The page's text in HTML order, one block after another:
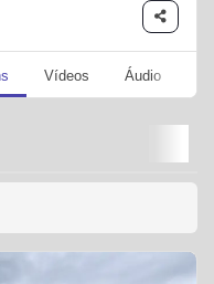
Vídeos Áudio